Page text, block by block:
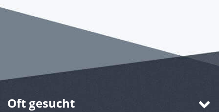
Oft gesucht